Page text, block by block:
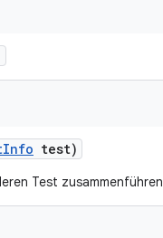
Info test)
Test zusammenführen